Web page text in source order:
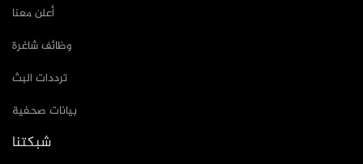
أعلن معنا
وظائف شاغرة
ترددات البث
بيانات صحفية
شبكتنا